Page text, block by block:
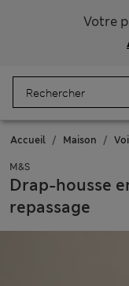
Votre
Accueil Maison
M&S
Drap-housse
repassage